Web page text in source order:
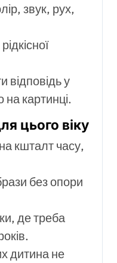
звук, рух,
відповідь у
на картинці.
цього віку
кшталт часу,
без опори
де треба
дитина не